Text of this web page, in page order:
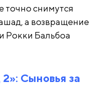
точно снимутся
а возвращение
Рокки Бальбоа
Сыновья за